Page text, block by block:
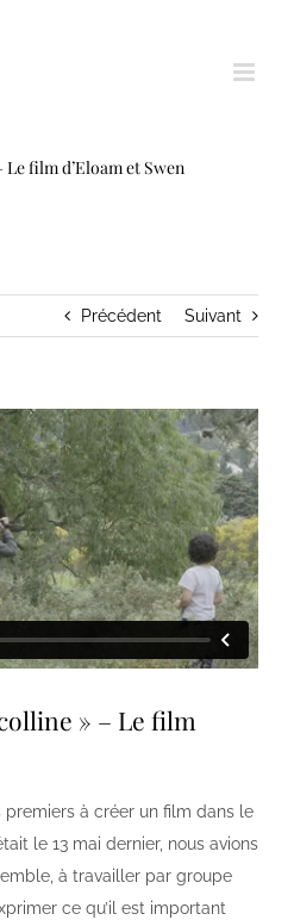
Le film d’Eloam et Swen
Précédent Suivant
» – Le film
à créer un film dans le
le 13 mai dernier, nous avions
à travailler par groupe
ce qu’il est important